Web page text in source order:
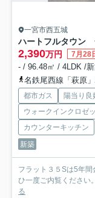
一宮市西五城
ハートフルタウン
2,390万円 7月28
- / 96.48㎡ / 4LDK /
名鉄尾西線「萩原
都市ガス 陽当り良
ウォークインクロゼ
カウンターキッチン
新築
フラット３５Sは5年
ひ一度ご内覧ください
る